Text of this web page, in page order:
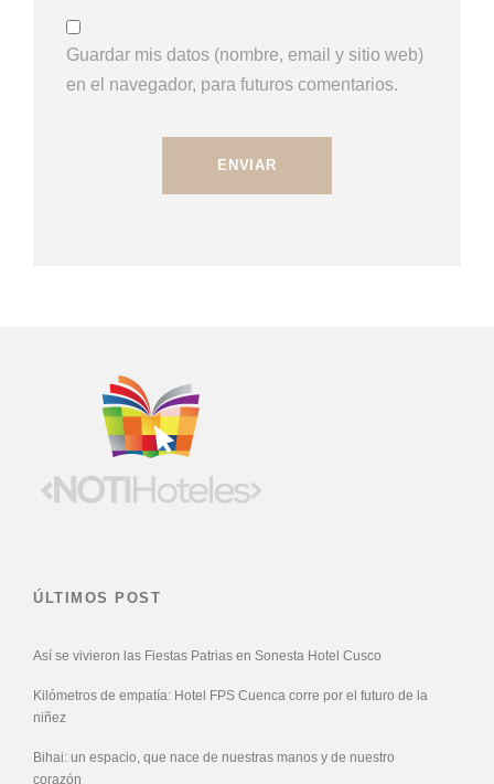
Guardar mis datos (nombre, email y sitio web)
en el navegador, para futuros comentarios.
ÚLTIMOS POST
Así se vivieron las Fiestas Patrias en Sonesta Hotel Cusco
Kilómetros de empatía: Hotel FPS Cuenca corre por el futuro de la
niñez
Bihai: un espacio, que nace de nuestras manos y de nuestro
corazón